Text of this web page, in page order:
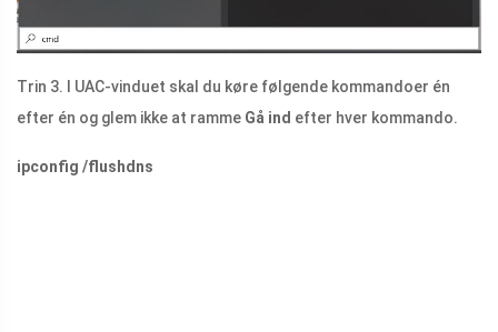
Trin 3. I UAC-vinduet skal du køre følgende kommandoer én
efter én og glem ikke at ramme Gå ind efter hver kommando.
ipconfig /flushdns